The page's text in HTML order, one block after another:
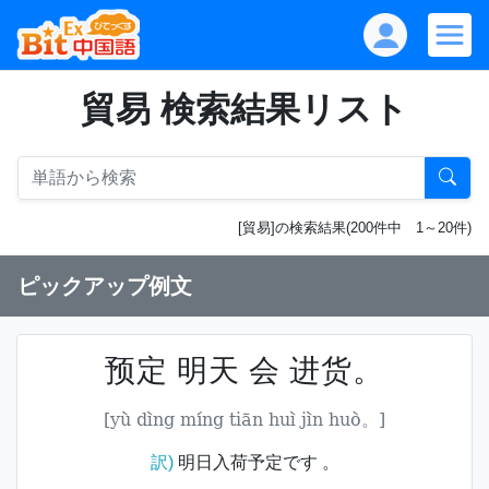
貿易 検索結果リスト
[貿易]の検索結果(200件中 1～20件)
ピックアップ例文
预定 明天 会 进货。
[yù dìng míng tiān huì jìn huò。]
訳)明日入荷予定です 。